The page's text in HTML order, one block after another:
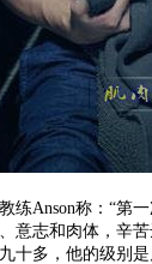
Anson称：“第一
意志和肉体，辛
十多，他的级别